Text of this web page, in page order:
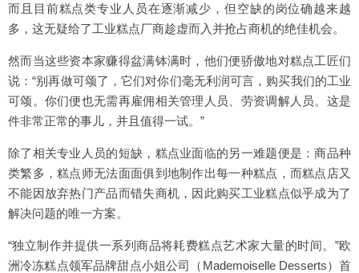
而且目前糕点类专业人员在逐渐减少，但空缺的岗位确越来越
多，这无疑给了工业糕点厂商趁虚而入并抢占商机的绝佳机会。
然而当这些资本家赚得盆满钵满时，他们便骄傲地对糕点工匠们
说：“别再做可颂了，它们对你们毫无利润可言，购买我们的工业
可颂。你们便也无需再雇佣相关管理人员、劳资调解人员。这是
件非常正常的事儿，并且值得一试。”
除了相关专业人员的短缺，糕点业面临的另一难题便是：商品种
类繁多，糕点师无法面面俱到地制作出每一种糕点，而糕点店又
不能因放弃热门产品而错失商机，因此购买工业糕点似乎成为了
解决问题的唯一方案。
“独立制作并提供一系列商品将耗费糕点艺术家大量的时间。”欧
洲冷冻糕点领军品牌甜点小姐公司（Mademoiselle Desserts）首